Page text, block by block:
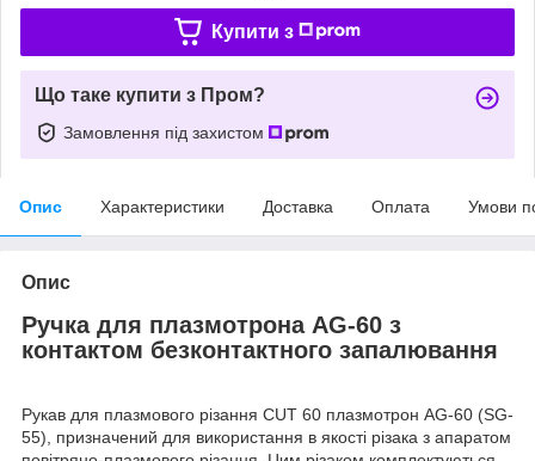
Купити з
Що таке купити з Пром?
Замовлення під захистом
Опис Характеристики Доставка Оплата Умови
Опис
Ручка для плазмотрона AG-60 з
контактом безконтактного запалювання
Рукав для плазмового різання CUT 60 плазмотрон AG-60 (SG-
55), призначений для використання в якості різака з апаратом